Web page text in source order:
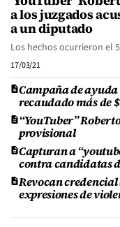
a los juzgados
a un diputado
Los hechos ocurrieron el
17/03/21
Campaña de ayuda
recaudado más de
“YouTuber”
provisional
Capturan a
contra candidatas
Revocan credencial
expresiones de